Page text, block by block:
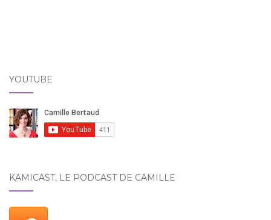
YOUTUBE
KAMICAST, LE PODCAST DE CAMILLE